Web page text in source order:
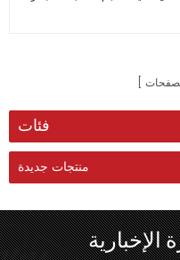
فئات
منتجات جديدة